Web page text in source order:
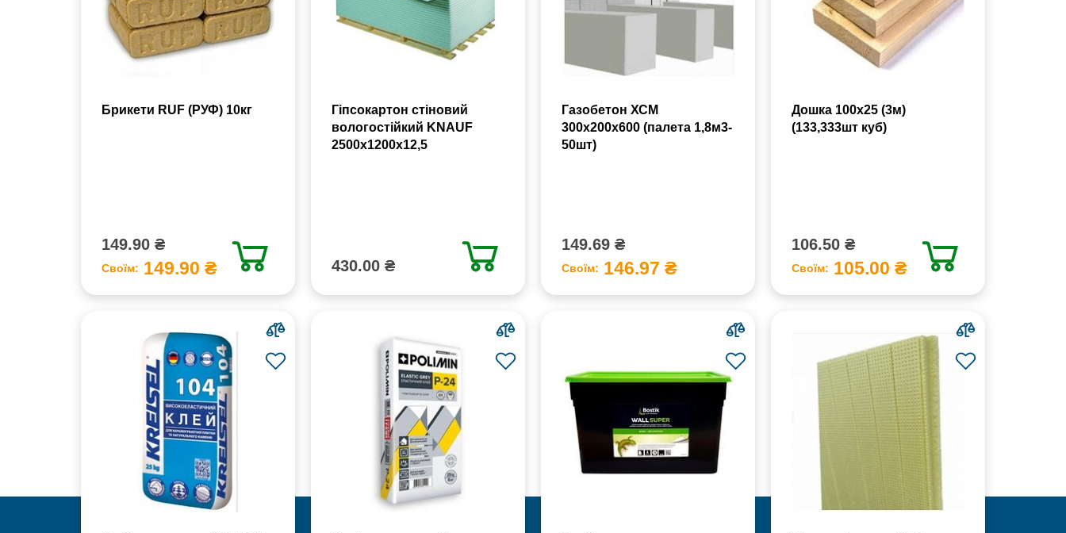
Брикети RUF (РУФ) 10кг
149.90 ₴
Своїм: 149.90 ₴
Гіпсокартон стіновий
вологостійкий KNAUF
2500х1200х12,5
430.00 ₴
Газобетон ХСМ
300x200x600 (палета 1,8м3-
50шт)
149.69 ₴
Своїм: 146.97 ₴
Дошка 100х25 (3м)
(133,333шт куб)
106.50 ₴
Своїм: 105.00 ₴